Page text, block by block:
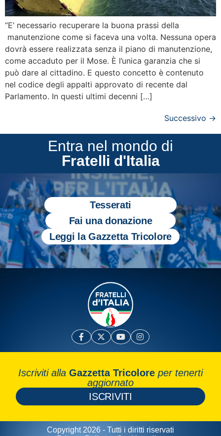
“E’ necessario recuperare la buona prassi della
manutenzione come si faceva una volta. Nessuna opera
dovrà essere realizzata senza il piano di manutenzione,
come accaduto per il Mose. È l’unica garanzia che si
può dare al cittadino. E questo concetto è contenuto
nel codice degli appalti approvato di recente dal
Parlamento. In questi ultimi decenni […]
Successivo →
Entra nel mondo di
Fratelli d'Italia
Tesserati
Fai una donazione
Leggi la Gazzetta Tricolore
Iscriviti alla Gazzetta Tricolore per tenerti
aggiornato
ISCRIVITI
Copyright 2026 - Tutti i diritti riservati